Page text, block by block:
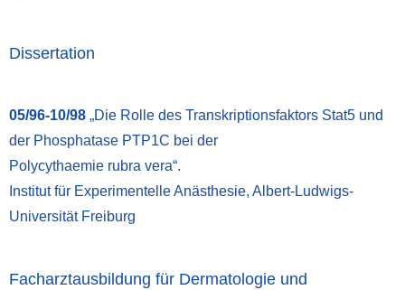
Dissertation
05/96-10/98 „Die Rolle des Transkriptionsfaktors Stat5 und
der Phosphatase PTP1C bei der
Polycythaemie rubra vera“.
Institut für Experimentelle Anästhesie, Albert-Ludwigs-
Universität Freiburg
Facharztausbildung für Dermatologie und